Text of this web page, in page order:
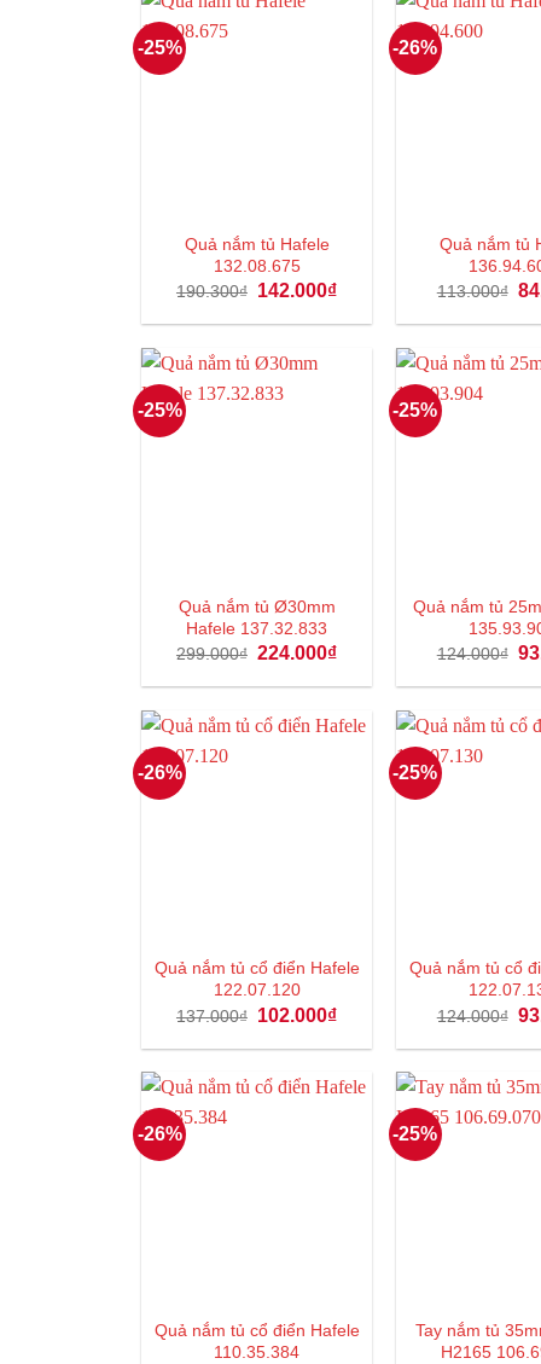
-25%
Quả nắm tủ Hafele
132.08.675
190.300₫ Giá
là:
142.000₫Giá
tại
142.000₫.
-26%
Quả nắm tủ
113.000₫ Giá
là:
-25%
Quả nắm tủ Ø30mm
Hafele 137.32.833
299.000₫ Giá
là:
224.000₫Giá
tại
224.000₫.
-25%
Quả nắm tủ
124.000₫ Giá
là:
-26%
Quả nắm tủ cổ điển Hafele
122.07.120
137.000₫ Giá
là:
102.000₫Giá
tại
102.000₫.
-25%
Quả nắm tủ cổ
124.000₫ Giá
là:
-26%
Quả nắm tủ cổ điển Hafele
110.35.384
-25%
Tay nắm tủ
H2165